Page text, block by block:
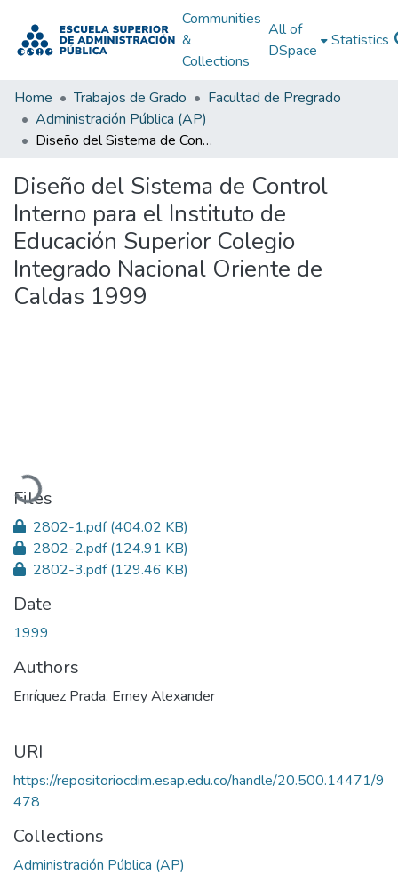
Communities
&
Collections
All of
DSpace
Statistics
Home Trabajos de Grado
Facultad de Pregrado
Administración Pública (AP)
Diseño del Sistema de Control Interno para el Instituto de Educación Superior Colegio Integrado Nacional Oriente de Caldas 1999
Diseño del Sistema de Control
Interno para el Instituto de
Educación Superior Colegio
Integrado Nacional Oriente de
Caldas 1999
Loading...
Files
2802-1.pdf(404.02 KB)
2802-2.pdf(124.91 KB)
2802-3.pdf(129.46 KB)
Date
1999
Authors
Enríquez Prada, Erney Alexander
URI
https://repositoriocdim.esap.edu.co/handle/20.500.14471/9
478
Collections
Administración Pública (AP)